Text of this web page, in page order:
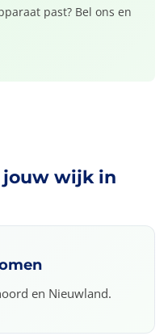
past? Bel ons en
wijk in
en Nieuwland.